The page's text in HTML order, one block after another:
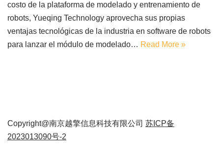
costo de la plataforma de modelado y entrenamiento de
robots, Yueqing Technology aprovecha sus propias
ventajas tecnológicas de la industria en software de robots
para lanzar el módulo de modelado… Read More »
Copyright@南京越擎信息科技有限公司 苏ICP备
2023013090号-2